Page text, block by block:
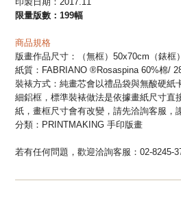
限量版數：199幅
商品規格
版畫作品尺寸：（無框） 50x70cm （錶框）
紙質：FABRIANO ®Rosaspina 60%棉/
裝裱方式： 純畫芯會 以禮品袋與無酸硬紙
細鋁框，標準裝裱做法是依據畫紙尺寸直
紙，畫框尺寸會有改變，請先洽詢客服，
分類：PRINTMAKING 手印版畫
若有任何問題，歡迎洽詢客服：02-8245-
——————————————————